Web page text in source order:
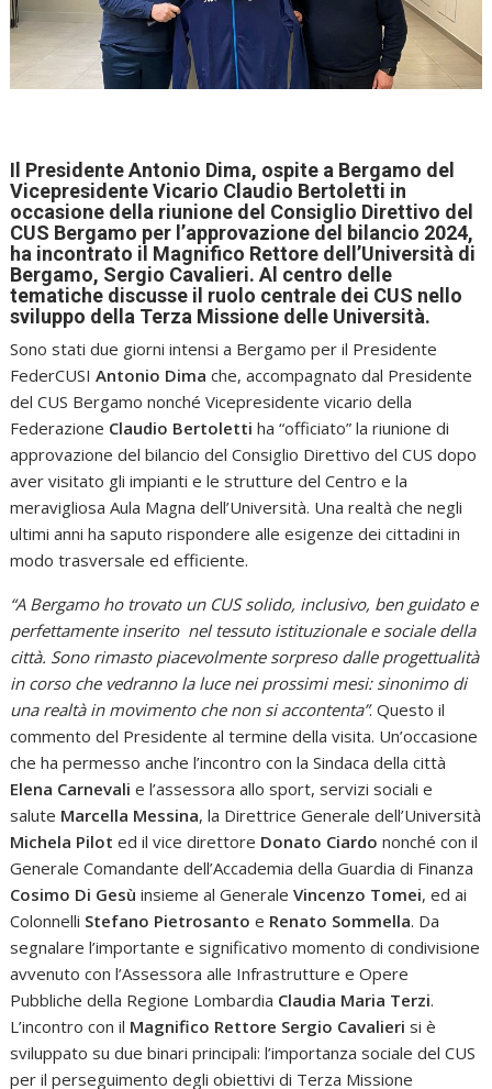
Il Presidente Antonio Dima, ospite a Bergamo del
Vicepresidente Vicario Claudio Bertoletti in
occasione della riunione del Consiglio Direttivo del
CUS Bergamo per l’approvazione del bilancio 2024,
ha incontrato il Magnifico Rettore dell’Università di
Bergamo, Sergio Cavalieri. Al centro delle
tematiche discusse il ruolo centrale dei CUS nello
sviluppo della Terza Missione delle Università.
Sono stati due giorni intensi a Bergamo per il Presidente
FederCUSIAntonio Dima che, accompagnato dal Presidente
del CUS Bergamo nonché Vicepresidente vicario della
Federazione Claudio Bertoletti ha “officiato” la riunione di
approvazione del bilancio del Consiglio Direttivo del CUS dopo
aver visitato gli impianti e le strutture del Centro e la
meravigliosa Aula Magna dell’Università. Una realtà che negli
ultimi anni ha saputo rispondere alle esigenze dei cittadini in
modo trasversale ed efficiente.
“A Bergamo ho trovato un CUS solido, inclusivo, ben guidato e
perfettamente inserito nel tessuto istituzionale e sociale della
città. Sono rimasto piacevolmente sorpreso dalle progettualità
in corso che vedranno la luce nei prossimi mesi: sinonimo di
una realtà in movimento che non si accontenta”. Questo il
commento del Presidente al termine della visita. Un’occasione
che ha permesso anche l’incontro con la Sindaca della città
Elena Carnevali e l’assessora allo sport, servizi sociali e
salute Marcella Messina, la Direttrice Generale dell’Università
Michela Pilot ed il vice direttore Donato Ciardo nonché con il
Generale Comandante dell’Accademia della Guardia di Finanza
Cosimo Di Gesù insieme al GeneraleVincenzo Tomei, ed ai
Colonnelli Stefano Pietrosanto e Renato Sommella. Da
segnalare l’importante e significativo momento di condivisione
avvenuto con l’Assessora alle Infrastrutture e Opere
Pubbliche della Regione Lombardia Claudia Maria Terzi.
L’incontro con il Magnifico Rettore Sergio Cavalierisi è
sviluppato su due binari principali: l’importanza sociale del CUS
per il perseguimento degli obiettivi di Terza Missione